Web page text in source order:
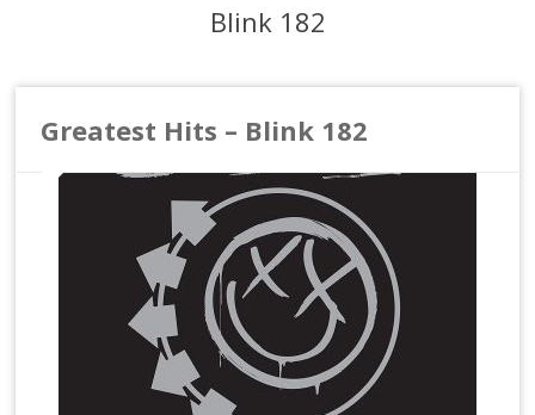
Blink 182
Greatest Hits – Blink 182